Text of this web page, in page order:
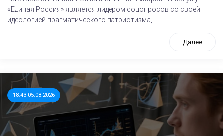
«Единая Россия» является лидером соцопросов со своей
идеологией прагматического патриотизма, ...
Далее
18:43 05.08.2026